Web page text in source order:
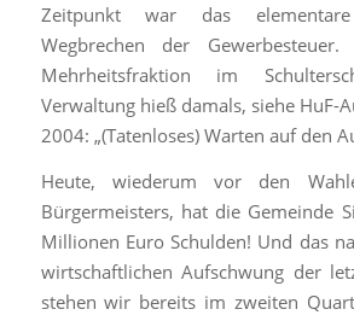
Zeitpunkt war das
Wegbrechen der
Mehrheitsfraktion im
Verwaltung hieß damals, siehe HuF-
2004: „(Tatenloses) Warten auf den
Heute, wiederum vor den
Bürgermeisters, hat die Gemeinde
Millionen Euro Schulden! Und das
wirtschaftlichen Aufschwung der
stehen wir bereits im zweiten